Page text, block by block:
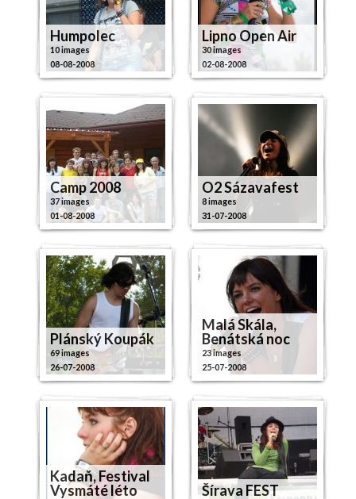
Humpolec
10 images
08-08-2008
Lipno Open Air
30 images
02-08-2008
Camp 2008
37 images
01-08-2008
O2 Sázavafest
8 images
31-07-2008
Plánský Koupák
69 images
26-07-2008
Malá Skála,
Benátská noc
23 images
25-07-2008
Kadaň, Festival
Vysmáté léto
Šírava FEST